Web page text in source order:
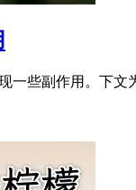
些副作用。下